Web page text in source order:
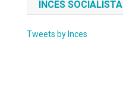
INCES SOCIALISTA
Tweets by Inces